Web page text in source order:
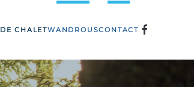
DE CHALETWANDROUSCONTACT